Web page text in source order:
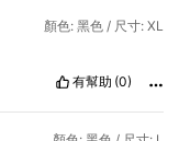
顏色: 黑色 / 尺寸: XL
有幫助 (0)